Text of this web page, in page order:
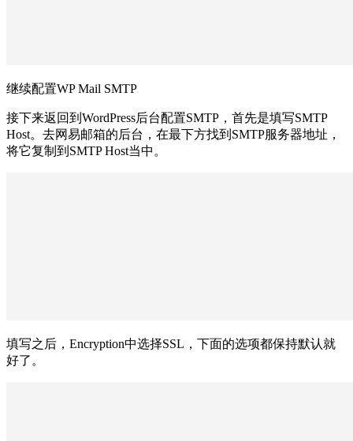
继续配置WP Mail SMTP
接下来返回到WordPress后台配置SMTP，首先是填写SMTP
Host。去网易邮箱的后台，在最下方找到SMTP服务器地址，
将它复制到SMTP Host当中。
填写之后，Encryption中选择SSL，下面的选项都保持默认就
好了。